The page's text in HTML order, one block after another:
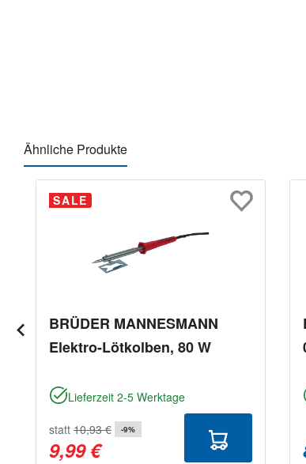
Ähnliche Produkte
Produktgalerie überspringen
SALE
BRÜDER MANNESMANN
Elektro-Lötkolben, 80 W
Lieferzeit 2-5 Werktage
statt 10,93 € -9%
9,99 €